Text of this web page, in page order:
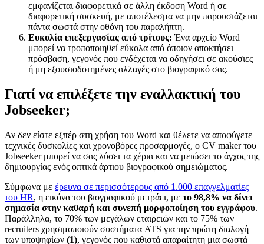
εμφανίζεται διαφορετικά σε άλλη έκδοση Word ή σε
διαφορετική συσκευή, με αποτέλεσμα να μην παρουσιάζεται
πάντα σωστά στην οθόνη του παραλήπτη.
Ευκολία επεξεργασίας από τρίτους: Ένα αρχείο Word
μπορεί να τροποποιηθεί εύκολα από όποιον αποκτήσει
πρόσβαση, γεγονός που ενδέχεται να οδηγήσει σε ακούσιες
ή μη εξουσιοδοτημένες αλλαγές στο βιογραφικό σας.
Γιατί να επιλέξετε την εναλλακτική του
Jobseeker;
Αν δεν είστε εξπέρ στη χρήση του Word και θέλετε να αποφύγετε
τεχνικές δυσκολίες και χρονοβόρες προσαρμογές, ο CV maker του
Jobseeker μπορεί να σας λύσει τα χέρια και να μειώσει το άγχος της
δημιουργίας ενός οπτικά άρτιου βιογραφικού σημειώματος.
Σύμφωνα με έρευνα σε περισσότερους από 1.000 επαγγελματίες
του HR, η εικόνα του βιογραφικού μετράει, με το 98,8% να δίνει
σημασία στην καθαρή και συνεπή μορφοποίηση του εγγράφου.
Παράλληλα, το 70% των μεγάλων εταιρειών και το 75% των
recruiters χρησιμοποιούν συστήματα ATS για την πρώτη διαλογή
των υποψηφίων (1), γεγονός που καθιστά απαραίτητη μια σωστά